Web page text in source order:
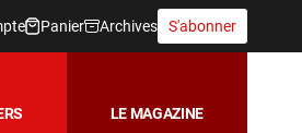
Panier Archives S'abonner
LE MAGAZINE